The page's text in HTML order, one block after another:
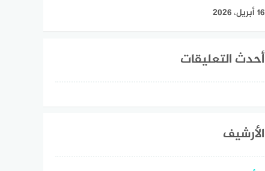
16 أبريل، 2026
أحدث التعليقات
الأرشيف